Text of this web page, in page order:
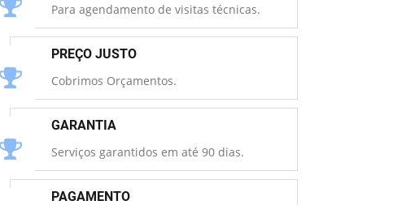
Para agendamento de visitas técnicas.
PREÇO JUSTO
Cobrimos Orçamentos.
GARANTIA
Serviços garantidos em até 90 dias.
PAGAMENTO